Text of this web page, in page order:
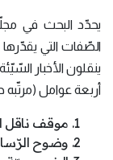
الصّفات التي يقدّرها
ينقلون الأخبار
أربعة عوامل
موقف ناقل
وضوح